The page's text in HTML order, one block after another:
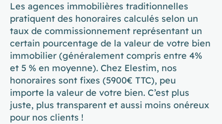
Les agences immobilières traditionnelles
pratiquent des honoraires calculés selon un
taux de commissionnement représentant un
certain pourcentage de la valeur de votre bien
immobilier (généralement compris entre 4%
et 5 % en moyenne). Chez Elestim, nos
honoraires sont fixes (5900€ TTC), peu
importe la valeur de votre bien. C’est plus
juste, plus transparent et aussi moins onéreux
pour nos clients !